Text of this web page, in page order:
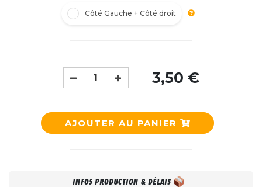
Côté Gauche + Côté droit
3,50 €
AJOUTER AU PANIER
INFOS PRODUCTION & DÉLAIS